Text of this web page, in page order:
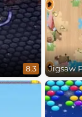
8.3 Jigsaw